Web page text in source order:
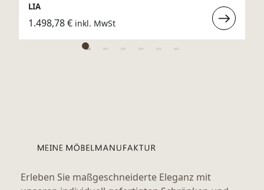
LIA
1.498,78€ inkl. MwSt
:
LIA
Erleben Sie maßgeschneiderte Eleganz mit